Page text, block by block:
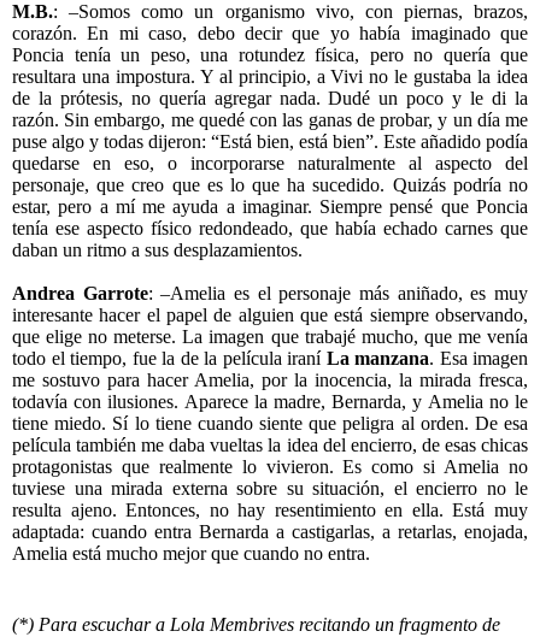
M.B.: –Somos como un organismo vivo, con piernas, brazos,
corazón. En mi caso, debo decir que yo había imaginado que
Poncia tenía un peso, una rotundez física, pero no quería que
resultara una impostura. Y al principio, a Vivi no le gustaba la idea
de la prótesis, no quería agregar nada. Dudé un poco y le di la
razón. Sin embargo, me quedé con las ganas de probar, y un día me
puse algo y todas dijeron: “Está bien, está bien”. Este añadido podía
quedarse en eso, o incorporarse naturalmente al aspecto del
personaje, que creo que es lo que ha sucedido. Quizás podría no
estar, pero a mí me ayuda a imaginar. Siempre pensé que Poncia
tenía ese aspecto físico redondeado, que había echado carnes que
daban un ritmo a sus desplazamientos.
Andrea Garrote: –Amelia es el personaje más aniñado, es muy
interesante hacer el papel de alguien que está siempre observando,
que elige no meterse. La imagen que trabajé mucho, que me venía
todo el tiempo, fue la de la película iraní La manzana. Esa imagen
me sostuvo para hacer Amelia, por la inocencia, la mirada fresca,
todavía con ilusiones. Aparece la madre, Bernarda, y Amelia no le
tiene miedo. Sí lo tiene cuando siente que peligra al orden. De esa
película también me daba vueltas la idea del encierro, de esas chicas
protagonistas que realmente lo vivieron. Es como si Amelia no
tuviese una mirada externa sobre su situación, el encierro no le
resulta ajeno. Entonces, no hay resentimiento en ella. Está muy
adaptada: cuando entra Bernarda a castigarlas, a retarlas, enojada,
Amelia está mucho mejor que cuando no entra.
(*) Para escuchar a Lola Membrives recitando un fragmento de